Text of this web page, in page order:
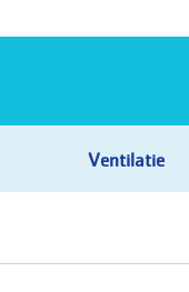
Ventilatie